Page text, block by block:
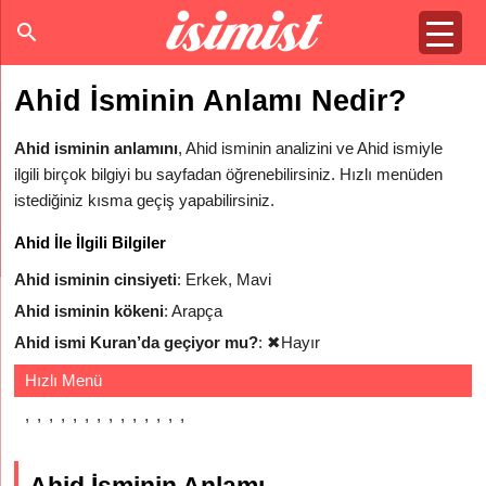
Ahid İsminin Anlamı Nedir?
Ahid isminin anlamını, Ahid isminin analizini ve Ahid ismiyle
ilgili birçok bilgiyi bu sayfadan öğrenebilirsiniz. Hızlı menüden
istediğiniz kısma geçiş yapabilirsiniz.
Ahid İle İlgili Bilgiler
Ahid isminin cinsiyeti: Erkek, Mavi
Ahid isminin kökeni: Arapça
Ahid ismi Kuran’da geçiyor mu?: ✖Hayır
Hızlı Menü